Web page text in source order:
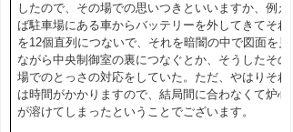
したので、その場での思いつきといいますか、例え
ば駐車場にある車からバッテリーを外してきてそれ
を12個直列につないで、それを暗闇の中で図面を見
ながら中央制御室の裏につなぐとか、そうしたその
場でのとっさの対応をしていた。ただ、やはりそれ
は時間がかかりますので、結局間に合わなくて炉心
が溶けてしまったということでございます。